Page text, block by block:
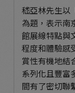
嵇亞林先生以
為題，表示南
館展線特點與
程度和體驗感
賞性有機地結
系列化且豐富
間有了密切聯